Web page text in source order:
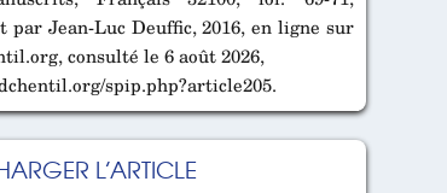
par Jean-Luc Deuffic, 2016, en ligne sur
consulté le 6 août 2026,
spip.php?article205.
L’ARTICLE